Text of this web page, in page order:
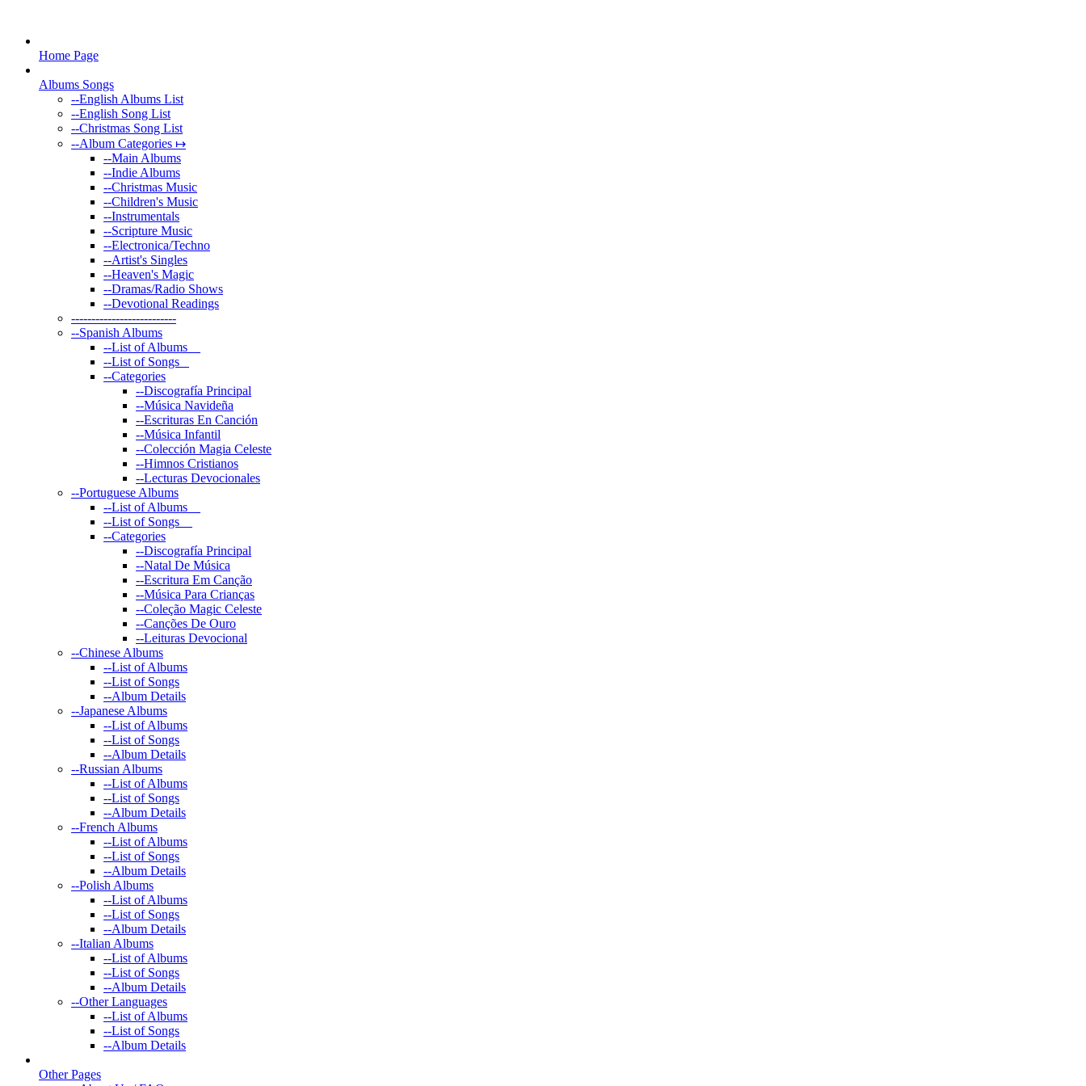
Home Page
Albums Songs
--English Albums List
--English Song List
--Christmas Song List
--Album Categories ↦
--Main Albums
--Indie Albums
--Christmas Music
--Children's Music
--Instrumentals
--Scripture Music
--Electronica/Techno
--Artist's Singles
--Heaven's Magic
--Dramas/Radio Shows
--Devotional Readings
--------------------------
--Spanish Albums
--List of Albums
--List of Songs
--Categories
--Discografía Principal
--Música Navideña
--Escrituras En Canción
--Música Infantil
--Colección Magia Celeste
--Himnos Cristianos
--Lecturas Devocionales
--Portuguese Albums
--List of Albums
--List of Songs
--Categories
--Discografía Principal
--Natal De Música
--Escritura Em Canção
--Música Para Crianças
--Coleção Magic Celeste
--Canções De Ouro
--Leituras Devocional
--Chinese Albums
--List of Albums
--List of Songs
--Album Details
--Japanese Albums
--List of Albums
--List of Songs
--Album Details
--Russian Albums
--List of Albums
--List of Songs
--Album Details
--French Albums
--List of Albums
--List of Songs
--Album Details
--Polish Albums
--List of Albums
--List of Songs
--Album Details
--Italian Albums
--List of Albums
--List of Songs
--Album Details
--Other Languages
--List of Albums
--List of Songs
--Album Details
Other Pages